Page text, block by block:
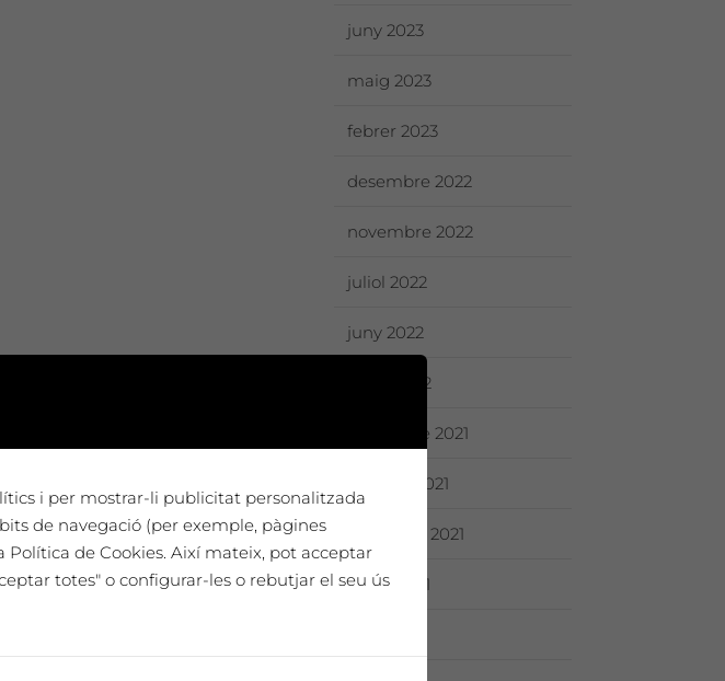
juny 2023
maig 2023
febrer 2023
desembre 2022
novembre 2022
juliol 2022
juny 2022
maig 2022
desembre 2021
octubre 2021
setembre 2021
agost 2021
i per mostrar-li publicitat personalitzada
de navegació (per exemple, pàgines
de Cookies. Així mateix, pot acceptar
totes" o configurar-les o rebutjar el seu ús